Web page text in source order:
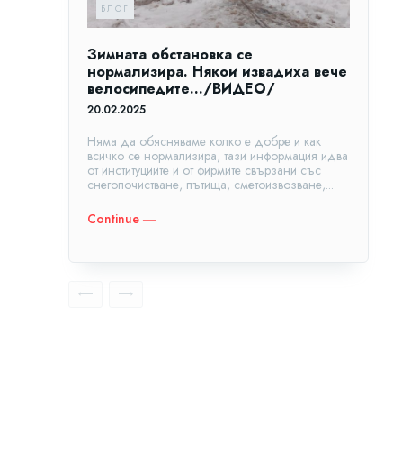
БЛОГ
Зимната обстановка се
нормализира. Някои извадиха вече
велосипедите…/ВИДЕО/
20.02.2025
Няма да обясняваме колко е добре и как
всичко се нормализира, тази информация идва
от институциите и от фирмите свързани със
снегопочистване, пътища, сметоизвозване,...
Continue ―